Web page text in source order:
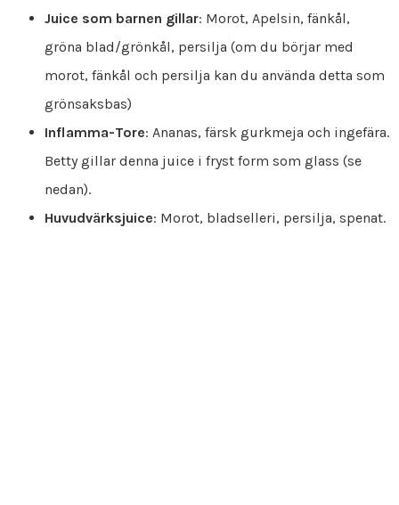
Juice som barnen gillar: Morot, Apelsin, fänkål,
gröna blad/grönkål, persilja (om du börjar med
morot, fänkål och persilja kan du använda detta som
grönsaksbas)
Inflamma-Tore: Ananas, färsk gurkmeja och ingefära.
Betty gillar denna juice i fryst form som glass (se
nedan).
Huvudvärksjuice: Morot, bladselleri, persilja, spenat.